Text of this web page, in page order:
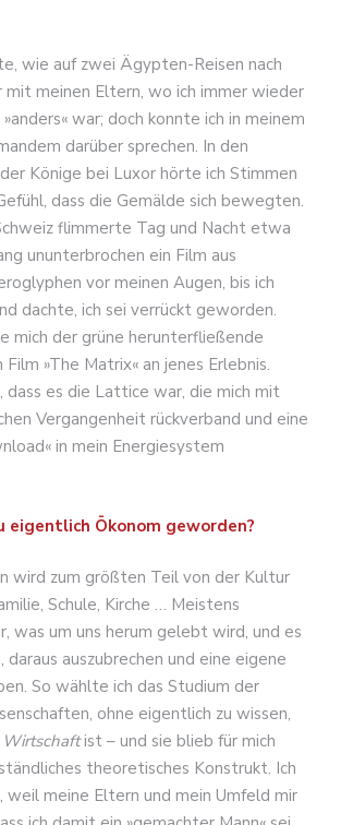
wie auf zwei Ägypten-Reisen nach
mit meinen Eltern, wo ich immer wieder
war; doch konnte ich in meinem
darüber sprechen. In den
Könige bei Luxor hörte ich Stimmen
dass die Gemälde sich bewegten.
flimmerte Tag und Nacht etwa
ununterbrochen ein Film aus
vor meinen Augen, bis ich
dachte, ich sei verrückt geworden.
mich der grüne herunterfließende
Film »The Matrix« an jenes Erlebnis.
dass es die Lattice war, die mich mit
Vergangenheit rückverband und eine
in mein Energiesystem
eigentlich Ökonom geworden?
wird zum größten Teil von der Kultur
Schule, Kirche … Meistens
was um uns herum gelebt wird, und es
daraus auszubrechen und eine eigene
So wählte ich das Studium der
ohne eigentlich zu wissen,
Wirtschaftist – und sie blieb für mich
theoretisches Konstrukt. Ich
weil meine Eltern und mein Umfeld mir